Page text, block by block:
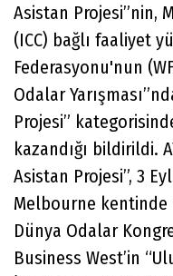
Asistan Projesi”nin,
(ICC) bağlı faaliyet
Federasyonu'nun
Odalar
Projesi”
kazandığı bildirildi.
Asistan Projesi”, 3
Melbourne kentinde
Dünya Odalar
Business West’in